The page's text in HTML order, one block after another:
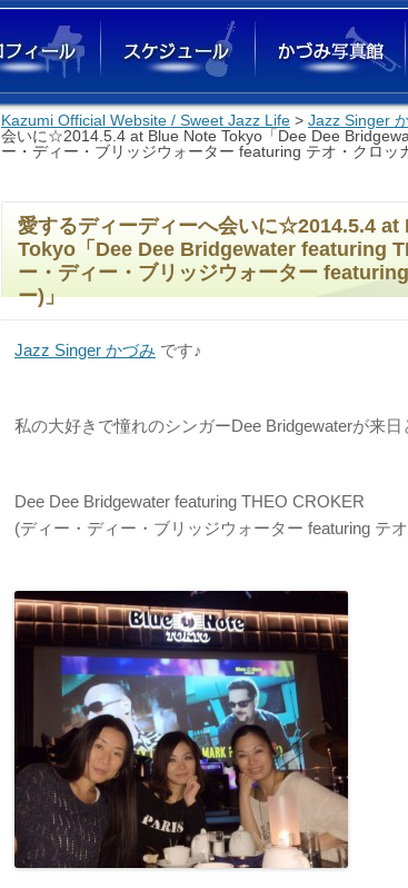
コンテンツへ移動
Kazumi Official Website / Sweet Jazz Life > Jazz Singer
会いに☆2014.5.4 at Blue Note Tokyo「Dee Dee
ー・ディー・ブリッジウォーター featuring テオ・クロッ
愛するディーディーへ会いに☆2014.5.4 at
Tokyo「Dee Dee Bridgewater featuring
ー・ディー・ブリッジウォーター
ー)」
Jazz Singer かづみ です♪
私の大好きで憧れのシンガーDee Bridgewaterが来
Dee Dee Bridgewater featuring THEO CROKER
(ディー・ディー・ブリッジウォーター featuring テ